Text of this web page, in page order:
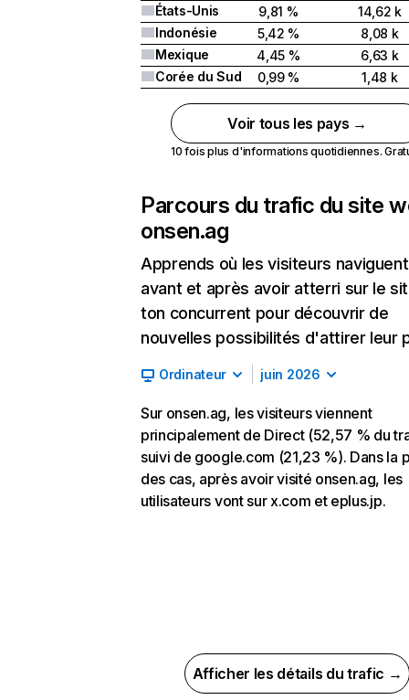
États-Unis
9,81 %
14,62 k
Indonésie
5,42 %
8,08 k
Mexique
4,45 %
6,63 k
Corée du Sud
0,99 % 1,48 k
Voir tous les pays →
10 fois plus d'informations quotidiennes.
Parcours du trafic du site
onsen.ag
Apprends où les visiteurs naviguent
avant et après avoir atterri sur le
ton concurrent pour découvrir de
nouvelles possibilités d'attirer leur
Ordinateur juin 2026
Sur onsen.ag, les visiteurs viennent
principalement de Direct (52,57 % du
suivi de google.com (21,23 %). Dans la
des cas, après avoir visité onsen.ag, les
utilisateurs vont sur x.com et eplus.jp.
Afficher les détails du trafic →